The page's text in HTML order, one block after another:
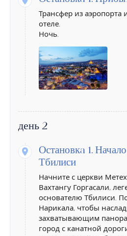
Трансфер из аэропорта
отеле.
Ночь.
день 2
Остановкa 1.
Тбилиси
Начните с церкви
Вахтангу Горгасали,
основателю Тбилиси.
Нарикала, чтобы
захватывающим
город с канатной